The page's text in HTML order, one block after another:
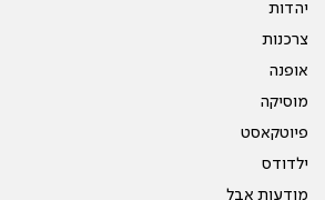
יהדות
צרכנות
אופנה
מוסיקה
פיוטקאסט
ילדודס
מודעות אבל